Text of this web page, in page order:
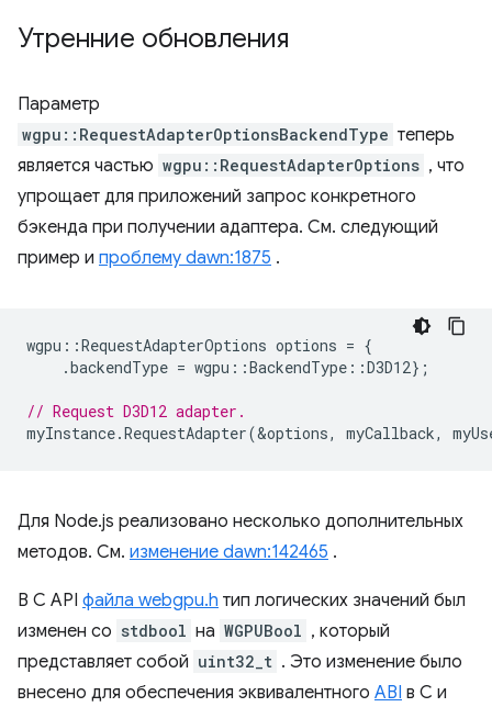
Утренние обновления
Параметр
wgpu::RequestAdapterOptionsBackendType теперь
является частью wgpu::RequestAdapterOptions , что
упрощает для приложений запрос конкретного
бэкенда при получении адаптера. См. следующий
пример и проблему dawn:1875 .
wgpu ::RequestAdapterOptions options = {
.backendType = wgpu ::BackendType ::D3D12};
// Request D3D12 adapter.
myInstance.RequestAdapter(&options, myCallback,
Для Node.js реализовано несколько дополнительных
методов. См. изменение dawn:142465 .
В C API файла webgpu.h тип логических значений был
изменен со stdbool на WGPUBool , который
представляет собой uint32_t . Это изменение было
внесено для обеспечения эквивалентного ABI в C и